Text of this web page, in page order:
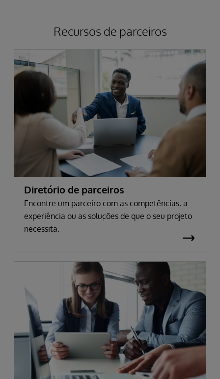
Recursos de parceiros
Diretório de parceiros
Encontre um parceiro com as competências, a
experiência ou as soluções de que o seu projeto
necessita.